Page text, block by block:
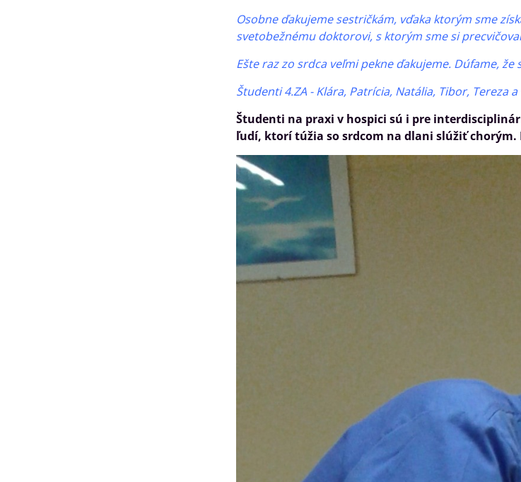
Osobne ďakujeme sestričkám, vďaka ktorým sme
svetobežnému doktorovi, s ktorým sme si
Ešte raz zo srdca veľmi pekne ďakujeme. Dúfame,
Študenti 4.ZA - Klára, Patrícia, Natália, Tibor, Tereza a
Študenti na praxi v hospici sú i pre
ľudí, ktorí túžia so srdcom na dlani slúžiť